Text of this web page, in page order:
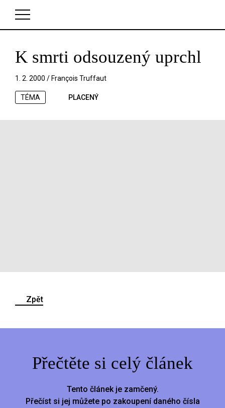
V košíku zatím nemáte žádné položky.
K smrti odsouzený uprchl
1. 2. 2000 / François Truffaut
TÉMA PLACENÝ
Zpět
Přečtěte si celý článek
Tento článek je zamčený.
Přečíst si jej můžete po zakoupení daného čísla